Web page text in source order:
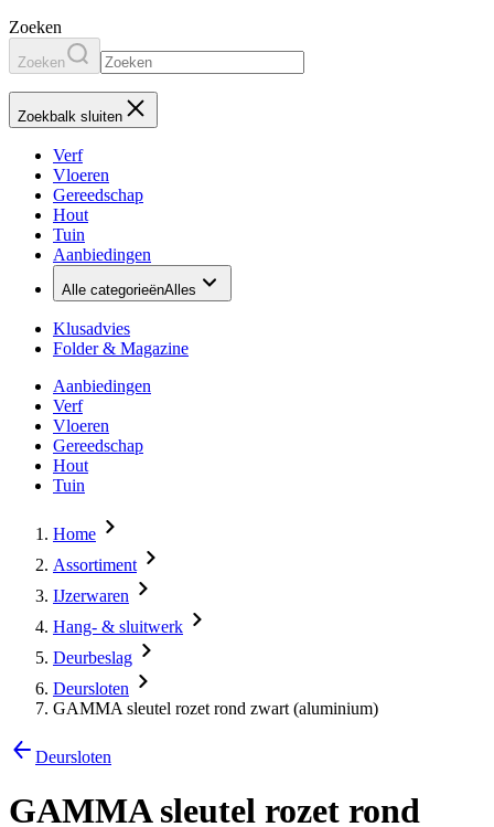
Zoeken
Zoeken
Zoekbalk sluiten
Verf
Vloeren
Gereedschap
Hout
Tuin
Aanbiedingen
Alle categorieënAlles
Klusadvies
Folder & Magazine
Aanbiedingen
Verf
Vloeren
Gereedschap
Hout
Tuin
Home
Assortiment
IJzerwaren
Hang- & sluitwerk
Deurbeslag
Deursloten
GAMMA sleutel rozet rond zwart (aluminium)
Deursloten
GAMMA sleutel rozet rond